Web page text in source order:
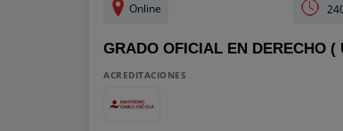
Online
GRADO OFICIAL EN DERECHO (
ACREDITACIONES